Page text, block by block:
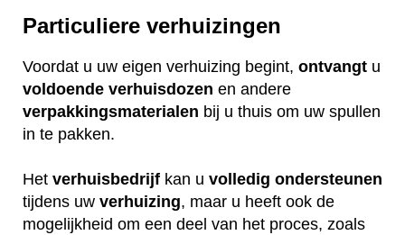
Particuliere verhuizingen
Voordat u uw eigen verhuizing begint, ontvangt u
voldoende verhuisdozen en andere
verpakkingsmaterialen bij u thuis om uw spullen
in te pakken.
Het verhuisbedrijf kan u volledig ondersteunen
tijdens uw verhuizing, maar u heeft ook de
mogelijkheid om een deel van het proces, zoals